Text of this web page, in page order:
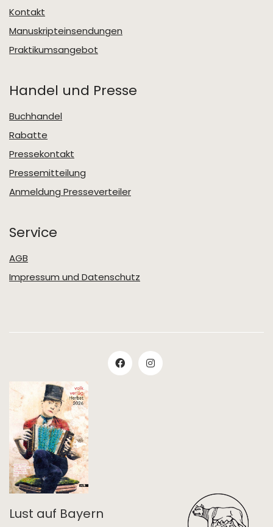
Kontakt
Manuskripteinsendungen
Praktikumsangebot
Handel und Presse
Buchhandel
Rabatte
Pressekontakt
Pressemitteilung
Anmeldung Presseverteiler
Service
AGB
Impressum und Datenschutz
Lust auf Bayern